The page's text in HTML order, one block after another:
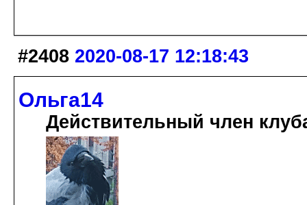
#2408 2020-08-17 12:18:43
Ольга14
Действительный член